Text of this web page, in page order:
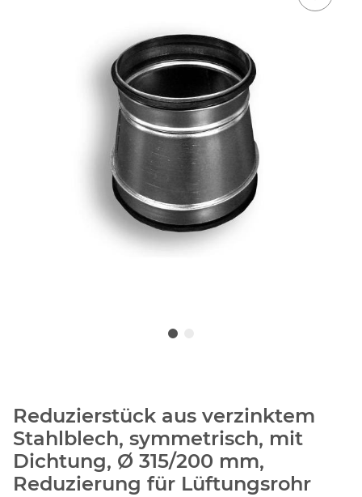
Reduzierstück aus verzinktem
Stahlblech, symmetrisch, mit
Dichtung, Ø 315/200 mm,
Reduzierung für Lüftungsrohr